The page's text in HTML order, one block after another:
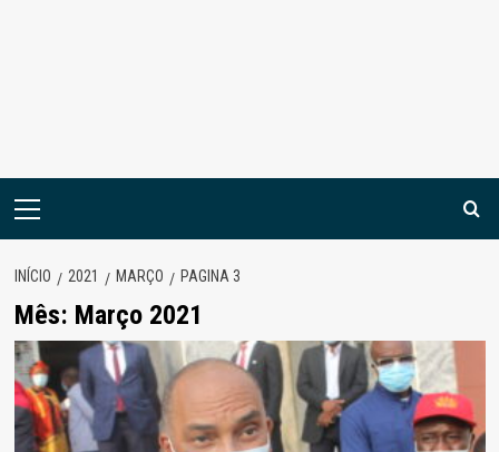
Menu
INÍCIO 2021 MARÇO PAGINA 3
Mês: Março 2021